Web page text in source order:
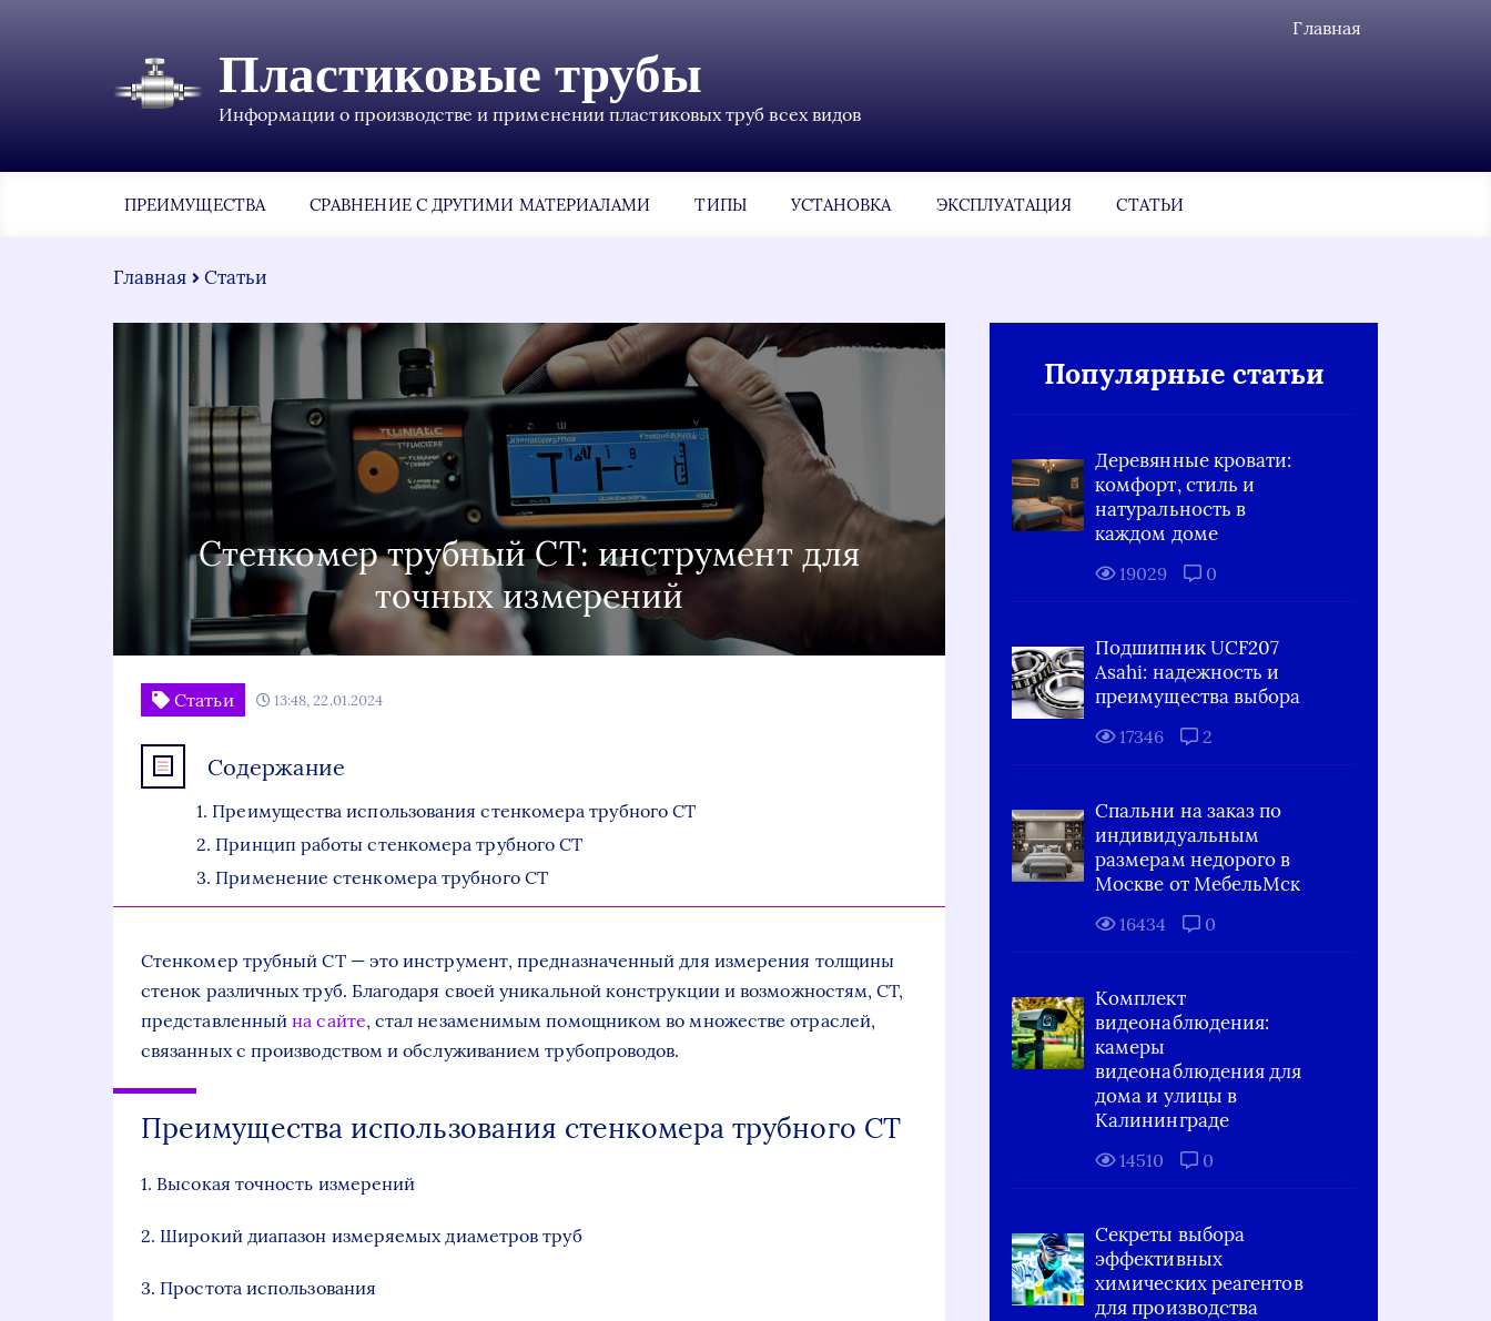
Главная
Пластиковые трубы
Информации о производстве и применении пластиковых труб всех видов
ПРЕИМУЩЕСТВА СРАВНЕНИЕ С ДРУГИМИ МАТЕРИАЛАМИ ТИПЫ УСТАНОВКА ЭКСПЛУАТАЦИЯ СТАТЬИ
Главная Статьи
Стенкомер трубный СТ: инструмент для
точных измерений
Статьи 13:48, 22.01.2024
Содержание
Преимущества использования стенкомера трубного СТ
Принцип работы стенкомера трубного СТ
Применение стенкомера трубного СТ
Стенкомер трубный СТ — это инструмент, предназначенный для измерения толщины
стенок различных труб. Благодаря своей уникальной конструкции и возможностям, СТ,
представленныйна сайте, стал незаменимым помощником во множестве отраслей,
связанных с производством и обслуживанием трубопроводов.
Преимущества использования стенкомера трубного СТ
1. Высокая точность измерений
2. Широкий диапазон измеряемых диаметров труб
3. Простота использования
Популярные статьи
Деревянные кровати:
комфорт, стиль и
натуральность в
каждом доме
19029 0
Подшипник UCF207
Asahi: надежность и
преимущества выбора
17346 2
Спальни на заказ по
индивидуальным
размерам недорого в
Москве от МебельМск
16434 0
Комплект
видеонаблюдения:
камеры
видеонаблюдения для
дома и улицы в
Калининграде
14510 0
Секреты выбора
эффективных
химических реагентов
для производства